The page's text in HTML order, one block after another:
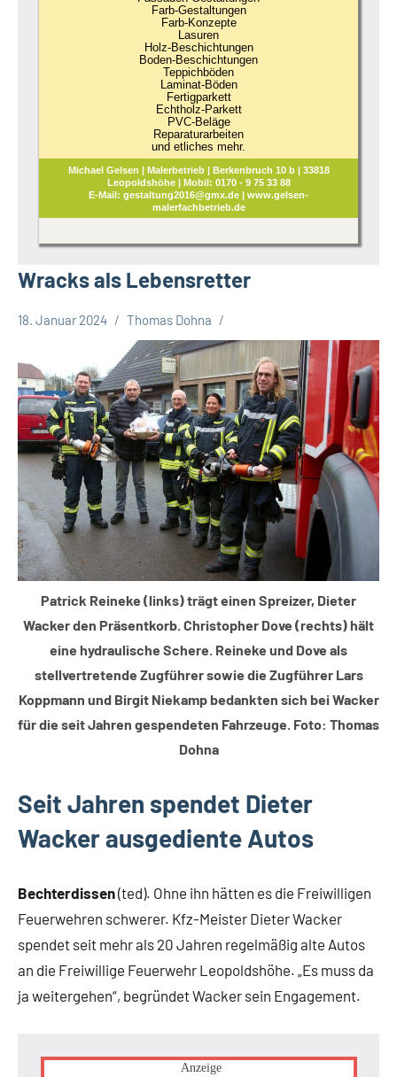
Farb-Gestaltungen
Farb-Konzepte
Lasuren
Holz-Beschichtungen
Boden-Beschichtungen
Teppichböden
Laminat-Böden
Fertigparkett
Echtholz-Parkett
PVC-Beläge
Reparaturarbeiten
und etliches mehr.
Michael Gelsen | Malerbetrieb | Berkenbruch 10 b | 33818
Leopoldshöhe | Mobil: 0170 - 9 75 33 88
E-Mail: gestaltung2016@gmx.de | www.gelsen-
malerfachbetrieb.de
Wracks als Lebensretter
Thema
Themen
18. Januar 2024 Thomas Dohna
Patrick Reineke (links) trägt einen Spreizer, Dieter
Wacker den Präsentkorb. Christopher Dove (rechts) hält
eine hydraulische Schere. Reineke und Dove als
stellvertretende Zugführer sowie die Zugführer Lars
Koppmann und Birgit Niekamp bedankten sich bei Wacker
für die seit Jahren gespendeten Fahrzeuge. Foto: Thomas
Dohna
Seit Jahren spendet Dieter
Wacker ausgediente Autos
Bechterdissen(ted). Ohne ihn hätten es die Freiwilligen
Feuerwehren schwerer. Kfz-Meister Dieter Wacker
spendet seit mehr als 20 Jahren regelmäßig alte Autos
an die Freiwillige Feuerwehr Leopoldshöhe. „Es muss da
ja weitergehen“, begründet Wacker sein Engagement.
Anzeige